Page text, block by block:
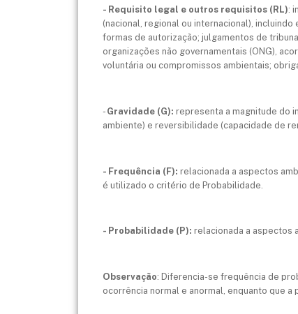
- Requisito legal e outros requisitos (RL):
(nacional, regional ou internacional),
formas de autorização; julgamentos de
organizações não governamentais (ONG),
voluntária ou compromissos ambientais;
- Gravidade (G): representa a magnitude do
ambiente) e reversibilidade (capacidade de
- Frequência (F): relacionada a aspectos
é utilizado o critério de Probabilidade.
- Probabilidade (P): relacionada a aspectos
Observação: Diferencia-se frequência de
ocorrência normal e anormal, enquanto que